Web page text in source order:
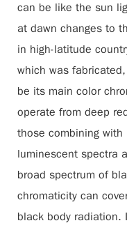
can be like the sun
at dawn changes to
in high-latitude
which was
be its main color
operate from deep
those combining
luminescent spectra
broad spectrum of
chromaticity can
black body radiation.